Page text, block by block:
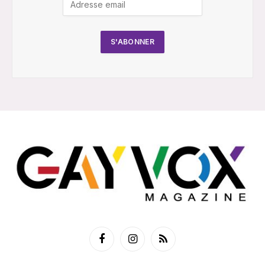
FacebookInstagramRSS